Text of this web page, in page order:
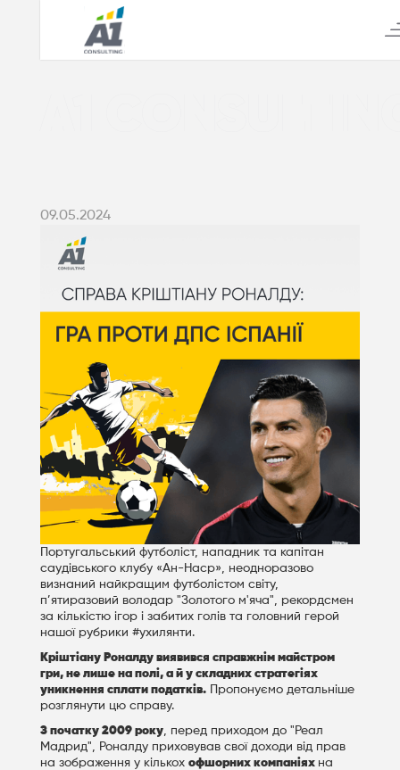
09.05.2024
Португальський футболіст, нападник та капітан
саудівського клубу «Ан-Наср», неодноразово
визнаний найкращим футболістом світу,
п’ятиразовий володар "Золотого м'яча", рекордсмен
за кількістю ігор і забитих голів та головний герой
нашої рубрики #ухилянти.
Кріштіану Роналду виявився справжнім майстром
гри, не лише на полі, а й у складних стратегіях
уникнення сплати податків.Пропонуємо детальніше
розглянути цю справу.
З початку 2009 року, перед приходом до "Реал
Мадрид", Роналду приховував свої доходи від прав
на зображення у кількох офшорних компаніях на